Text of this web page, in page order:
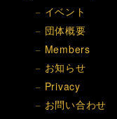
イベント
団体概要
Members
お知らせ
Privacy
お問い合わせ